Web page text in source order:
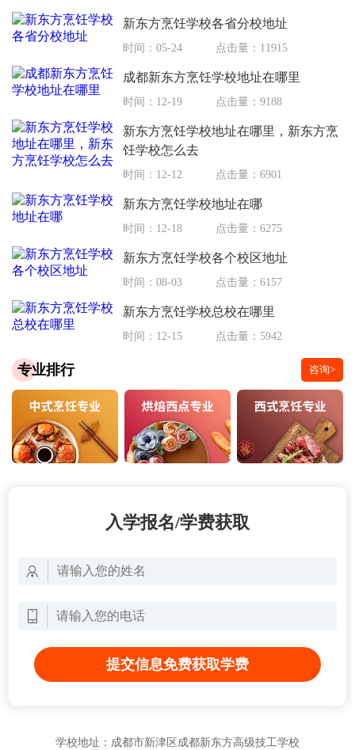
新东方烹饪学校各省分校地址
时间：05-24 点击量：11915
成都新东方烹饪学校地址在哪里
时间：12-19 点击量：9188
新东方烹饪学校地址在哪里，新东方烹
饪学校怎么去
时间：12-12 点击量：6901
新东方烹饪学校地址在哪
时间：12-18 点击量：6275
新东方烹饪学校各个校区地址
时间：08-03 点击量：6157
新东方烹饪学校总校在哪里
时间：12-15 点击量：5942
专业排行 咨询>
入学报名/学费获取
提交信息免费获取学费
学校地址：成都市新津区成都新东方高级技工学校